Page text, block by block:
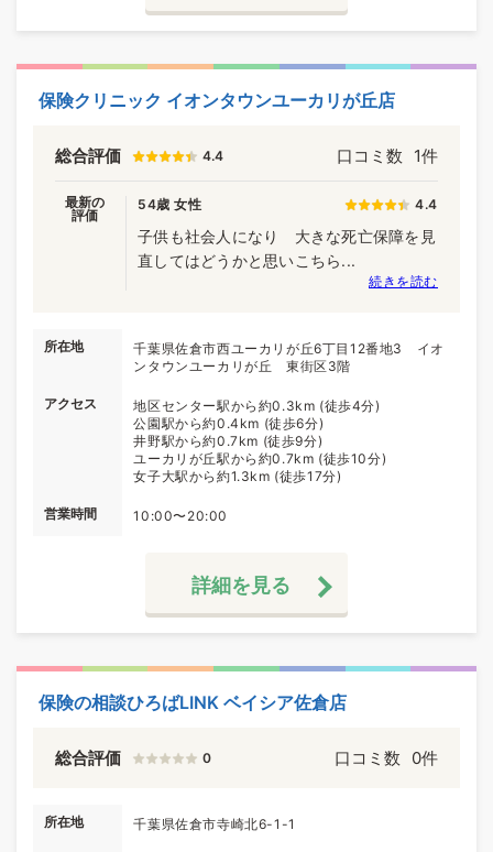
保険クリニック イオンタウンユーカリが丘店
総合評価 4.4 口コミ数 1件
最新の
評価
54歳 女性 4.4
子供も社会人になり 大きな死亡保障を見
直してはどうかと思いこちら...
続きを読む
所在地
千葉県佐倉市西ユーカリが丘6丁目12番地3 イオ
ンタウンユーカリが丘 東街区3階
アクセス
地区センター駅から約0.3km (徒歩4分)
公園駅から約0.4km (徒歩6分)
井野駅から約0.7km (徒歩9分)
ユーカリが丘駅から約0.7km (徒歩10分)
女子大駅から約1.3km (徒歩17分)
営業時間 10:00〜20:00
詳細を見る
保険の相談ひろばLINK ベイシア佐倉店
総合評価 0 口コミ数 0件
所在地 千葉県佐倉市寺崎北6-1-1